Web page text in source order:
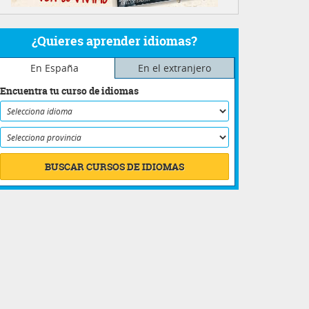
¿Quieres aprender idiomas?
En España
En el extranjero
Encuentra tu curso de idiomas
BUSCAR CURSOS DE IDIOMAS